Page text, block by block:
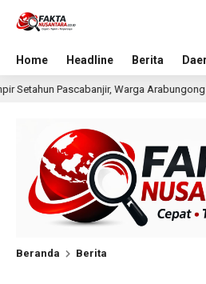
Home Headline Berita
Masih Menunggu Bantuan Perbaikan
Beranda Berita